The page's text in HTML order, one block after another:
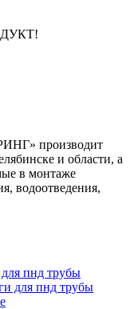
производит
и области, а
в монтаже
водоотведения,
пнд трубы